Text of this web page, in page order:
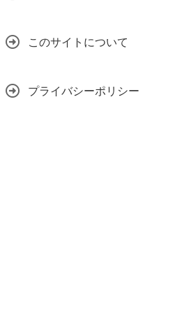
このサイトについて
プライバシーポリシー